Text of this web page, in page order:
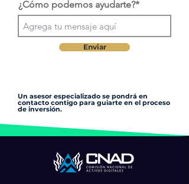
¿Cómo podemos ayudarte?*
Enviar
Un asesor especializado se pondrá en
contacto contigo para guiarte en el proceso
de inversión.